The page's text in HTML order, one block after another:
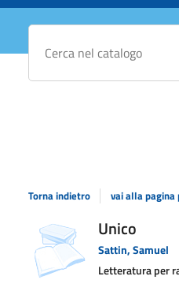
Cerca su "Catalogo"
Torna indietro vai alla pagina
Dettaglio
del
documento
copertina Unico
Sattin, Samuel
Letteratura per